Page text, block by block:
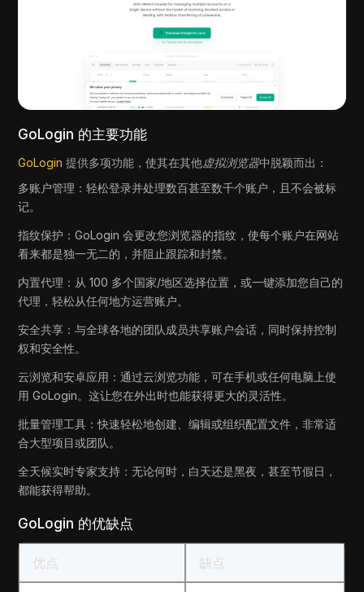
GoLogin 的主要功能
GoLogin 提供多项功能，使其在其他虚拟浏览器中脱颖而出：
多账户管理：轻松登录并处理数百甚至数千个账户，且不会被标
记。
指纹保护：GoLogin 会更改您浏览器的指纹，使每个账户在网站
看来都是独一无二的，并阻止跟踪和封禁。
内置代理：从 100 多个国家/地区选择位置，或一键添加您自己的
代理，轻松从任何地方运营账户。
安全共享：与全球各地的团队成员共享账户会话，同时保持控制
权和安全性。
云浏览和安卓应用：通过云浏览功能，可在手机或任何电脑上使
用 GoLogin。这让您在外出时也能获得更大的灵活性。
批量管理工具：快速轻松地创建、编辑或组织配置文件，非常适
合大型项目或团队。
全天候实时专家支持：无论何时，白天还是黑夜，甚至节假日，
都能获得帮助。
GoLogin 的优缺点
优点 缺点